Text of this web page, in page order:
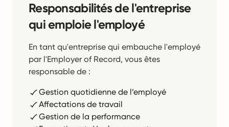
Responsabilités de l'entreprise
qui emploie l'employé
En tant qu'entreprise qui embauche l'employé
par l'Employer of Record, vous êtes
responsable de :
Gestion quotidienne de l’employé
Affectations de travail
Gestion de la performance